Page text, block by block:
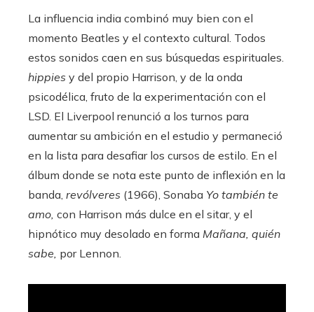
La influencia india combinó muy bien con el
momento Beatles y el contexto cultural. Todos
estos sonidos caen en sus búsquedas espirituales.
hippies y del propio Harrison, y de la onda
psicodélica, fruto de la experimentación con el
LSD. El Liverpool renunció a los turnos para
aumentar su ambición en el estudio y permaneció
en la lista para desafiar los cursos de estilo. En el
álbum donde se nota este punto de inflexión en la
banda, revólveres (1966), Sonaba Yo también te
amo, con Harrison más dulce en el sitar, y el
hipnótico muy desolado en forma Mañana, quién
sabe, por Lennon.